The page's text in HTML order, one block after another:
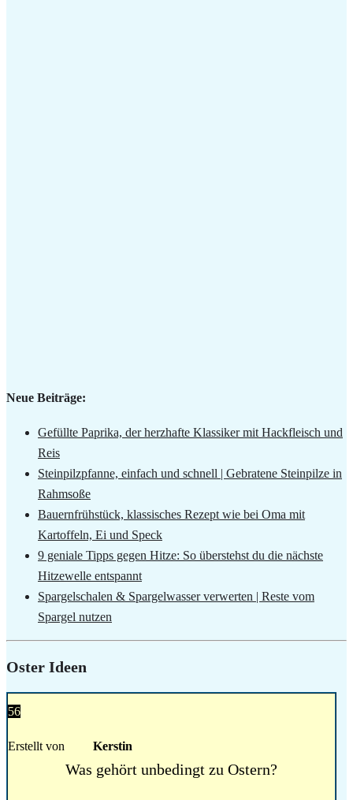
Neue Beiträge:
Gefüllte Paprika, der herzhafte Klassiker mit Hackfleisch und
Reis
Steinpilzpfanne, einfach und schnell | Gebratene Steinpilze in
Rahmsoße
Bauernfrühstück, klassisches Rezept wie bei Oma mit
Kartoffeln, Ei und Speck
9 geniale Tipps gegen Hitze: So überstehst du die nächste
Hitzewelle entspannt
Spargelschalen & Spargelwasser verwerten | Reste vom
Spargel nutzen
Oster Ideen
56
Erstellt von Kerstin
Was gehört unbedingt zu Ostern?